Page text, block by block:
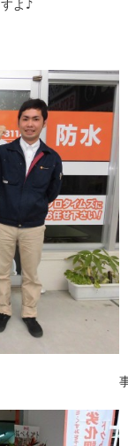
よ♪